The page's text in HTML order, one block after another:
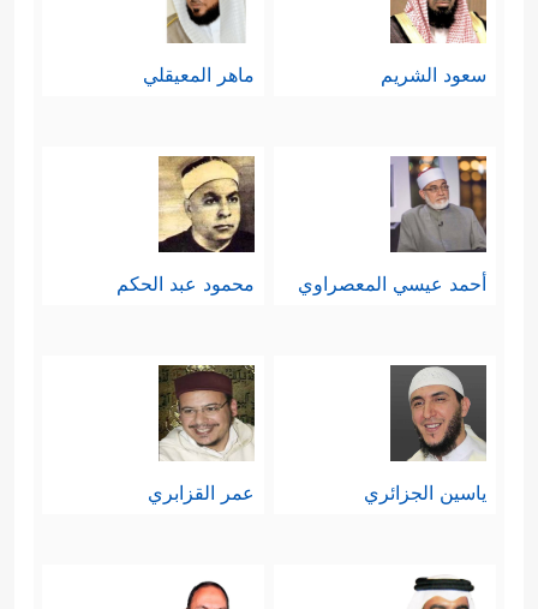
سعود الشريم ماهر المعيقلي
أحمد عيسي المعصراوي محمود عبد الحكم
ياسين الجزائري عمر القزابري